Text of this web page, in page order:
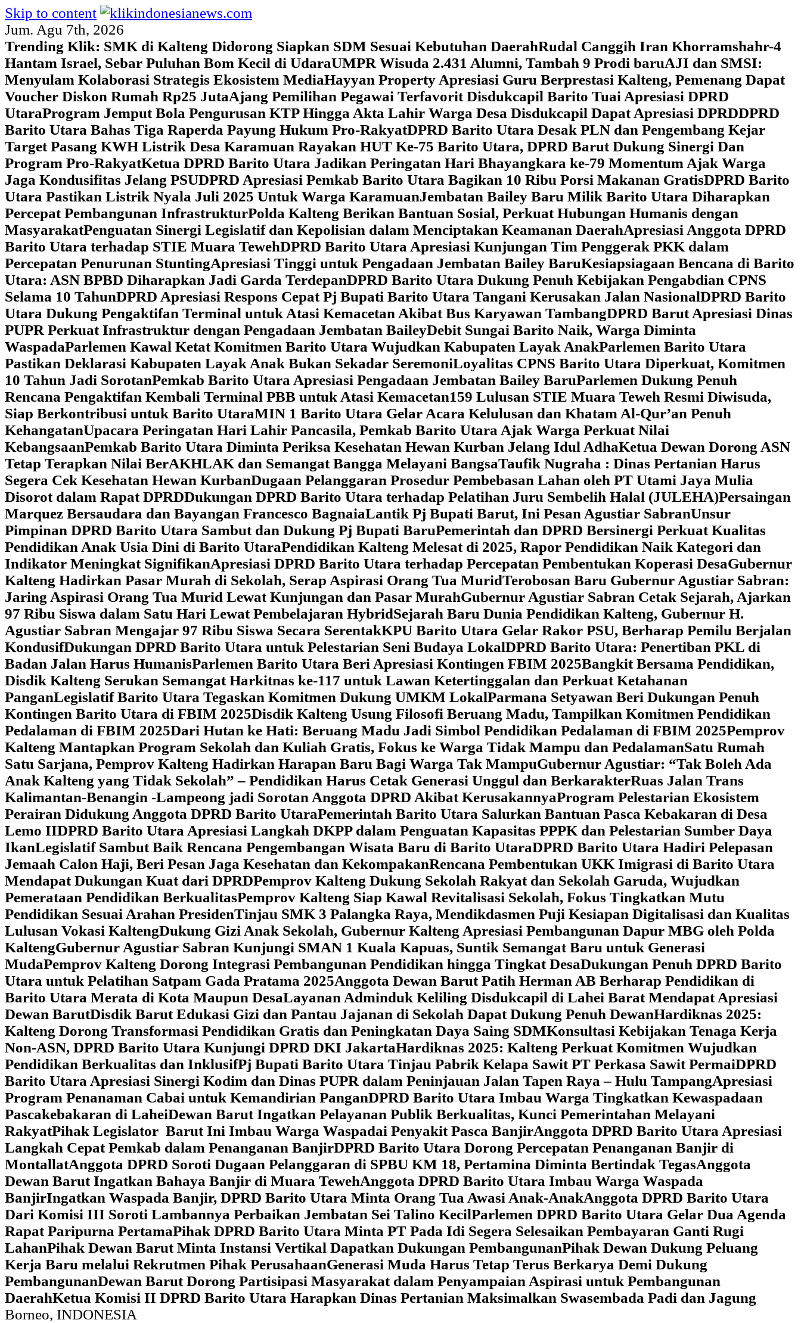
Skip to content
Jum. Agu 7th, 2026
Trending Klik: SMK di Kalteng Didorong Siapkan SDM Sesuai Kebutuhan DaerahRudal Canggih Iran Khorramshahr-4
Hantam Israel, Sebar Puluhan Bom Kecil di UdaraUMPR Wisuda 2.431 Alumni, Tambah 9 Prodi baruAJI dan SMSI:
Menyulam Kolaborasi Strategis Ekosistem MediaHayyan Property Apresiasi Guru Berprestasi Kalteng, Pemenang Dapat
Voucher Diskon Rumah Rp25 JutaAjang Pemilihan Pegawai Terfavorit Disdukcapil Barito Tuai Apresiasi DPRD
UtaraProgram Jemput Bola Pengurusan KTP Hingga Akta Lahir Warga Desa Disdukcapil Dapat Apresiasi DPRDDPRD
Barito Utara Bahas Tiga Raperda Payung Hukum Pro-RakyatDPRD Barito Utara Desak PLN dan Pengembang Kejar
Target Pasang KWH Listrik Desa Karamuan Rayakan HUT Ke-75 Barito Utara, DPRD Barut Dukung Sinergi Dan
Program Pro-RakyatKetua DPRD Barito Utara Jadikan Peringatan Hari Bhayangkara ke-79 Momentum Ajak Warga
Jaga Kondusifitas Jelang PSUDPRD Apresiasi Pemkab Barito Utara Bagikan 10 Ribu Porsi Makanan GratisDPRD Barito
Utara Pastikan Listrik Nyala Juli 2025 Untuk Warga KaramuanJembatan Bailey Baru Milik Barito Utara Diharapkan
Percepat Pembangunan InfrastrukturPolda Kalteng Berikan Bantuan Sosial, Perkuat Hubungan Humanis dengan
MasyarakatPenguatan Sinergi Legislatif dan Kepolisian dalam Menciptakan Keamanan DaerahApresiasi Anggota DPRD
Barito Utara terhadap STIE Muara TewehDPRD Barito Utara Apresiasi Kunjungan Tim Penggerak PKK dalam
Percepatan Penurunan StuntingApresiasi Tinggi untuk Pengadaan Jembatan Bailey BaruKesiapsiagaan Bencana di Barito
Utara: ASN BPBD Diharapkan Jadi Garda TerdepanDPRD Barito Utara Dukung Penuh Kebijakan Pengabdian CPNS
Selama 10 TahunDPRD Apresiasi Respons Cepat Pj Bupati Barito Utara Tangani Kerusakan Jalan NasionalDPRD Barito
Utara Dukung Pengaktifan Terminal untuk Atasi Kemacetan Akibat Bus Karyawan TambangDPRD Barut Apresiasi Dinas
PUPR Perkuat Infrastruktur dengan Pengadaan Jembatan BaileyDebit Sungai Barito Naik, Warga Diminta
WaspadaParlemen Kawal Ketat Komitmen Barito Utara Wujudkan Kabupaten Layak AnakParlemen Barito Utara
Pastikan Deklarasi Kabupaten Layak Anak Bukan Sekadar SeremoniLoyalitas CPNS Barito Utara Diperkuat, Komitmen
10 Tahun Jadi SorotanPemkab Barito Utara Apresiasi Pengadaan Jembatan Bailey BaruParlemen Dukung Penuh
Rencana Pengaktifan Kembali Terminal PBB untuk Atasi Kemacetan159 Lulusan STIE Muara Teweh Resmi Diwisuda,
Siap Berkontribusi untuk Barito UtaraMIN 1 Barito Utara Gelar Acara Kelulusan dan Khatam Al-Qur’an Penuh
KehangatanUpacara Peringatan Hari Lahir Pancasila, Pemkab Barito Utara Ajak Warga Perkuat Nilai
KebangsaanPemkab Barito Utara Diminta Periksa Kesehatan Hewan Kurban Jelang Idul AdhaKetua Dewan Dorong ASN
Tetap Terapkan Nilai BerAKHLAK dan Semangat Bangga Melayani BangsaTaufik Nugraha : Dinas Pertanian Harus
Segera Cek Kesehatan Hewan KurbanDugaan Pelanggaran Prosedur Pembebasan Lahan oleh PT Utami Jaya Mulia
Disorot dalam Rapat DPRDDukungan DPRD Barito Utara terhadap Pelatihan Juru Sembelih Halal (JULEHA)Persaingan
Marquez Bersaudara dan Bayangan Francesco BagnaiaLantik Pj Bupati Barut, Ini Pesan Agustiar SabranUnsur
Pimpinan DPRD Barito Utara Sambut dan Dukung Pj Bupati BaruPemerintah dan DPRD Bersinergi Perkuat Kualitas
Pendidikan Anak Usia Dini di Barito Utara‎Pendidikan Kalteng Melesat di 2025, Rapor Pendidikan Naik Kategori dan
Indikator Meningkat SignifikanApresiasi DPRD Barito Utara terhadap Percepatan Pembentukan Koperasi Desa‎Gubernur
Kalteng Hadirkan Pasar Murah di Sekolah, Serap Aspirasi Orang Tua Murid‎Terobosan Baru Gubernur Agustiar Sabran:
Jaring Aspirasi Orang Tua Murid Lewat Kunjungan dan Pasar MurahGubernur Agustiar Sabran Cetak Sejarah, Ajarkan
97 Ribu Siswa dalam Satu Hari Lewat Pembelajaran HybridSejarah Baru Dunia Pendidikan Kalteng, Gubernur H.
Agustiar Sabran Mengajar 97 Ribu Siswa Secara SerentakKPU Barito Utara Gelar Rakor PSU, Berharap Pemilu Berjalan
KondusifDukungan DPRD Barito Utara untuk Pelestarian Seni Budaya LokalDPRD Barito Utara: Penertiban PKL di
Badan Jalan Harus HumanisParlemen Barito Utara Beri Apresiasi Kontingen FBIM 2025‎Bangkit Bersama Pendidikan,
Disdik Kalteng Serukan Semangat Harkitnas ke-117 untuk Lawan Ketertinggalan dan Perkuat Ketahanan
PanganLegislatif Barito Utara Tegaskan Komitmen Dukung UMKM LokalParmana Setyawan Beri Dukungan Penuh
Kontingen Barito Utara di FBIM 2025Disdik Kalteng Usung Filosofi Beruang Madu, Tampilkan Komitmen Pendidikan
Pedalaman di FBIM 2025‎Dari Hutan ke Hati: Beruang Madu Jadi Simbol Pendidikan Pedalaman di FBIM 2025‎Pemprov
Kalteng Mantapkan Program Sekolah dan Kuliah Gratis, Fokus ke Warga Tidak Mampu dan Pedalaman‎Satu Rumah
Satu Sarjana, Pemprov Kalteng Hadirkan Harapan Baru Bagi Warga Tak Mampu‎Gubernur Agustiar: “Tak Boleh Ada
Anak Kalteng yang Tidak Sekolah” – Pendidikan Harus Cetak Generasi Unggul dan BerkarakterRuas Jalan Trans
Kalimantan-Benangin -Lampeong jadi Sorotan Anggota DPRD Akibat KerusakannyaProgram Pelestarian Ekosistem
Perairan Didukung Anggota DPRD Barito UtaraPemerintah Barito Utara Salurkan Bantuan Pasca Kebakaran di Desa
Lemo IIDPRD Barito Utara Apresiasi Langkah DKPP dalam Penguatan Kapasitas PPPK dan Pelestarian Sumber Daya
IkanLegislatif Sambut Baik Rencana Pengembangan Wisata Baru di Barito UtaraDPRD Barito Utara Hadiri Pelepasan
Jemaah Calon Haji, Beri Pesan Jaga Kesehatan dan KekompakanRencana Pembentukan UKK Imigrasi di Barito Utara
Mendapat Dukungan Kuat dari DPRD‎Pemprov Kalteng Dukung Sekolah Rakyat dan Sekolah Garuda, Wujudkan
Pemerataan Pendidikan Berkualitas‎Pemprov Kalteng Siap Kawal Revitalisasi Sekolah, Fokus Tingkatkan Mutu
Pendidikan Sesuai Arahan Presiden‎Tinjau SMK 3 Palangka Raya, Mendikdasmen Puji Kesiapan Digitalisasi dan Kualitas
Lulusan Vokasi Kalteng‎Dukung Gizi Anak Sekolah, Gubernur Kalteng Apresiasi Pembangunan Dapur MBG oleh Polda
Kalteng‎Gubernur Agustiar Sabran Kunjungi SMAN 1 Kuala Kapuas, Suntik Semangat Baru untuk Generasi
Muda‎Pemprov Kalteng Dorong Integrasi Pembangunan Pendidikan hingga Tingkat DesaDukungan Penuh DPRD Barito
Utara untuk Pelatihan Satpam Gada Pratama 2025Anggota Dewan Barut Patih Herman AB Berharap Pendidikan di
Barito Utara Merata di Kota Maupun DesaLayanan Adminduk Keliling Disdukcapil di Lahei Barat Mendapat Apresiasi
Dewan BarutDisdik Barut Edukasi Gizi dan Pantau Jajanan di Sekolah Dapat Dukung Penuh DewanHardiknas 2025:
Kalteng Dorong Transformasi Pendidikan Gratis dan Peningkatan Daya Saing SDMKonsultasi Kebijakan Tenaga Kerja
Non-ASN, DPRD Barito Utara Kunjungi DPRD DKI JakartaHardiknas 2025: Kalteng Perkuat Komitmen Wujudkan
Pendidikan Berkualitas dan InklusifPj Bupati Barito Utara Tinjau Pabrik Kelapa Sawit PT Perkasa Sawit PermaiDPRD
Barito Utara Apresiasi Sinergi Kodim dan Dinas PUPR dalam Peninjauan Jalan Tapen Raya – Hulu TampangApresiasi
Program Penanaman Cabai untuk Kemandirian PanganDPRD Barito Utara Imbau Warga Tingkatkan Kewaspadaan
Pascakebakaran di LaheiDewan Barut Ingatkan Pelayanan Publik Berkualitas, Kunci Pemerintahan Melayani
RakyatPihak Legislator Barut Ini Imbau Warga Waspadai Penyakit Pasca BanjirAnggota DPRD Barito Utara Apresiasi
Langkah Cepat Pemkab dalam Penanganan BanjirDPRD Barito Utara Dorong Percepatan Penanganan Banjir di
MontallatAnggota DPRD Soroti Dugaan Pelanggaran di SPBU KM 18, Pertamina Diminta Bertindak TegasAnggota
Dewan Barut Ingatkan Bahaya Banjir di Muara TewehAnggota DPRD Barito Utara Imbau Warga Waspada
BanjirIngatkan Waspada Banjir, DPRD Barito Utara Minta Orang Tua Awasi Anak-AnakAnggota DPRD Barito Utara
Dari Komisi III Soroti Lambannya Perbaikan Jembatan Sei Talino KecilParlemen DPRD Barito Utara Gelar Dua Agenda
Rapat Paripurna PertamaPihak DPRD Barito Utara Minta PT Pada Idi Segera Selesaikan Pembayaran Ganti Rugi
LahanPihak Dewan Barut Minta Instansi Vertikal Dapatkan Dukungan PembangunanPihak Dewan Dukung Peluang
Kerja Baru melalui Rekrutmen Pihak PerusahaanGenerasi Muda Harus Tetap Terus Berkarya Demi Dukung
PembangunanDewan Barut Dorong Partisipasi Masyarakat dalam Penyampaian Aspirasi untuk Pembangunan
DaerahKetua Komisi II DPRD Barito Utara Harapkan Dinas Pertanian Maksimalkan Swasembada Padi dan Jagung
Borneo, INDONESIA